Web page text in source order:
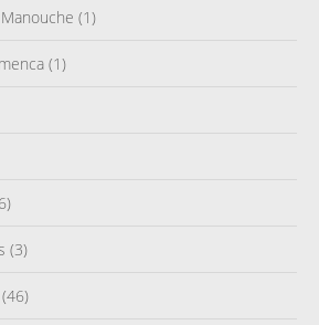
(1)
(1)
(3)
(46)